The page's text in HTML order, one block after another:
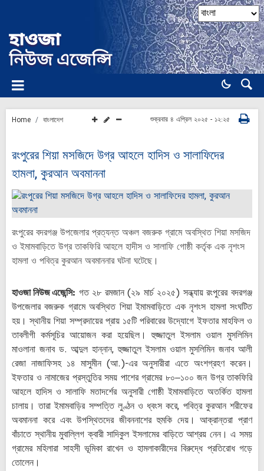
Home বাংলাদেশ শুক্রবার ৪ এপ্রিল ২০২৫ - ১২:২৫
রংপুরের শিয়া মসজিদে উগ্র আহলে হাদিস ও সালাফিদের
হামলা, কুরআন অবমাননা
রংপুরের বদরগঞ্জ উপজেলার প্রত্যন্ত অঞ্চল বজরুক গ্রামে অবস্থিত শিয়া মসজিদ
ও ইমামবাড়িতে উগ্র তাকফিরি আহলে হাদীস ও সালাফি গোষ্ঠী কর্তৃক এক নৃশংস
হামলা ও পবিত্র কুরআন অবমাননার ঘটনা ঘটেছে।
হাওজা নিউজ এজেন্সি: গত ২৮ রমজান (২৯ মার্চ ২০২৫) সন্ধ্যায় রংপুরের বদরগঞ্জ
উপজেলার বজরুক গ্রামে অবস্থিত শিয়া ইমামবাড়িতে এক নৃশংস হামলা সংঘটিত
হয়। স্থানীয় শিয়া সম্প্রদায়ের প্রায় ১৫টি পরিবারের উদ্যোগে ইফতার মাহফিল ও
তাবলীগী কর্মসূচির আয়োজন করা হয়েছিল। হুজ্জাতুল ইসলাম ওয়াল মুসলিমিন
মাওলানা জনাব ড. আব্দুল হান্নান, হুজ্জাতুল ইসলাম ওয়াল মুসলিমিন জনাব আলী
রেজা নাজাফিসহ ১৪ মাসুমীন (আ.)-এর অনুসারীরা এতে অংশগ্রহণ করেন।
ইফতার ও নামাজের প্রস্তুতির সময় পাশের গ্রামের ৮০–১০০ জন উগ্র তাকফিরি
আহলে হাদিস ও সালাফি মতাদর্শের অনুসারী গোষ্ঠী ইমামবাড়িতে অতর্কিত হামলা
চালায়। তারা ইমামবাড়ির সম্পত্তি লুণ্ঠন ও ধ্বংস করে, পবিত্র কুরআন শরীফের
অবমাননা করে এবং উপস্থিতদের জীবননাশের হুমকি দেয়। আক্রান্তরা প্রাণ
বাঁচাতে স্থানীয় মুবাল্লিগ ক্বারী সাদিকুল ইসলামের বাড়িতে আশ্রয় নেন। এ সময়
গ্রামের মহিলারা সাহসী ভূমিকা রাখেন ও হামলাকারীদের বিরুদ্ধে প্রতিরোধ গড়ে
তোলেন।